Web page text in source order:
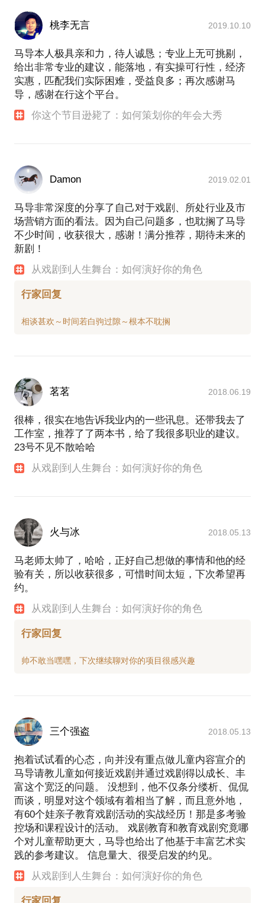
T-REX女团表演教师
DOTA 真人秀《加油吧！DOTA》 表演教师
腾讯KPL王者荣耀职业解说、选手培训青训营综艺表
演教学总负责
现任 上海浦东新区 星乐原话剧社、鹿鸣剧社 艺术总
桃李无言 2019.10.10
马导本人极具亲和力，待人诚恳；专业上无可挑剔，
给出非常专业的建议，能落地，有实操可行性，经济
实惠，匹配我们实际困难，受益良多；再次感谢马
导，感谢在行这个平台。
你这个节目逊毙了：如何策划你的年会大秀
Damon 2019.02.01
马导非常深度的分享了自己对于戏剧、所处行业及市
场营销方面的看法。因为自己问题多，也耽搁了马导
不少时间，收获很大，感谢！满分推荐，期待未来的
新剧！
从戏剧到人生舞台：如何演好你的角色
行家回复
茗茗 2018.06.19
很棒，很实在地告诉我业内的一些讯息。还带我去了
工作室，推荐了了两本书，给了我很多职业的建议。
23号不见不散哈哈
从戏剧到人生舞台：如何演好你的角色
火与冰 2018.05.13
马老师太帅了，哈哈，正好自己想做的事情和他的经
验有关，所以收获很多，可惜时间太短，下次希望再
约。
从戏剧到人生舞台：如何演好你的角色
行家回复
三个强盗 2018.05.13
抱着试试看的心态，向并没有重点做儿童内容宣介的
马导请教儿童如何接近戏剧并通过戏剧得以成长、丰
富这个宽泛的问题。 没想到，他不仅条分缕析、侃侃
而谈，明显对这个领域有着相当了解，而且意外地，
有60个娃亲子教育戏剧活动的实战经历！那是多考验
控场和课程设计的活动。 戏剧教育和教育戏剧究竟哪
个对儿童帮助更大，马导也给出了他基于丰富艺术实
践的参考建议。 信息量大、很受启发的约见。
从戏剧到人生舞台：如何演好你的角色